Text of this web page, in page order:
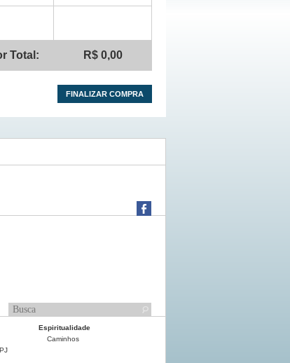
Total: R$ 0,00
FINALIZAR COMPRA
Espiritualidade
Caminhos